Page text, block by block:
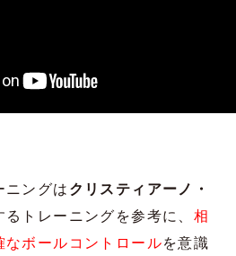
ニングは クリスティアーノ・
トレーニングを参考に、 相
ボールコントロールを意識